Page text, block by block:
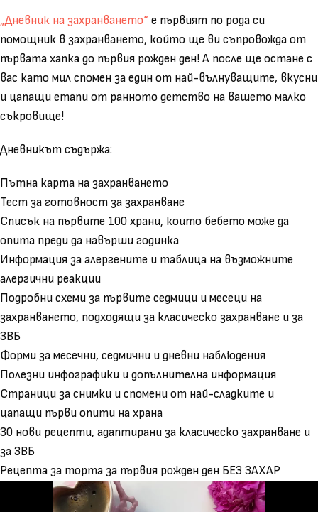
„Дневник на захранването“ е първият по рода си
помощник в захранването, който ще ви съпровожда от
първата хапка до първия рожден ден! А после ще остане с
вас като мил спомен за един от най-вълнуващите, вкусни
и цапащи етапи от ранното детство на вашето малко
съкровище!
Дневникът съдържа:
Пътна карта на захранването
Тест за готовност за захранване
Списък на първите 100 храни, които бебето може да
опита преди да навърши годинка
Информация за алергените и таблица на възможните
алергични реакции
Подробни схеми за първите седмици и месеци на
захранването, подходящи за класическо захранване и за
ЗВБ
Форми за месечни, седмични и дневни наблюдения
Полезни инфографики и допълнителна информация
Страници за снимки и спомени от най-сладките и
цапащи първи опити на храна
30 нови рецепти, адаптирани за класическо захранване и
за ЗВБ
Рецепта за торта за първия рожден ден БЕЗ ЗАХАР